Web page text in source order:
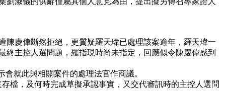
陳慶偉斷然拒絕，更質疑羅天瑋已處理該案逾年，羅天瑋一
主控人選問題，羅指現時尚未指定，回應似令陳慶偉感到
就此與相關案件的處理法官作商議。
檔，及何時完成草擬承認事實，又交代審訊時的主控人選問